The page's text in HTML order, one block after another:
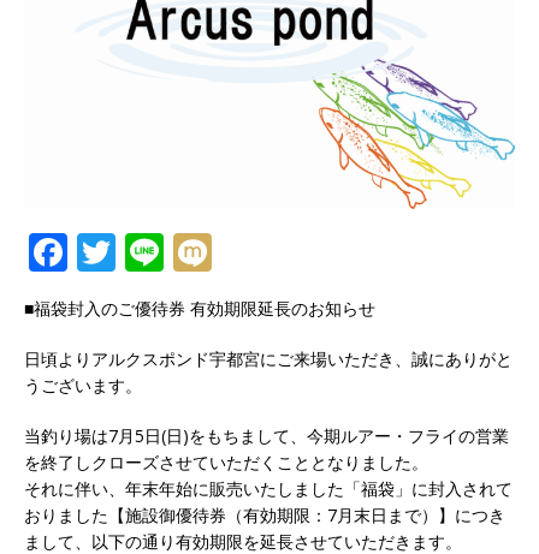
F
a
c
e
b
o
o
k
T
w
it
te
r
Li
n
e
ix
i
■福袋封入のご優待券 有効期限延長のお知らせ
日頃よりアルクスポンド宇都宮にご来場いただき、誠にありがと
うございます。
当釣り場は7月5日(日)をもちまして、今期ルアー・フライの営業
を終了しクローズさせていただくこととなりました。
それに伴い、年末年始に販売いたしました「福袋」に封入されて
おりました【施設御優待券（有効期限：7月末日まで）】につき
まして、以下の通り有効期限を延長させていただきます。